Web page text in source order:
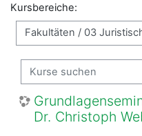
Kursbereiche:
Kurse suchen
Dr. Christoph